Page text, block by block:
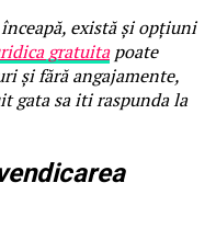
există și opțiuni
gratuitapoate
și fără angajamente,
gata sa iti raspunda la